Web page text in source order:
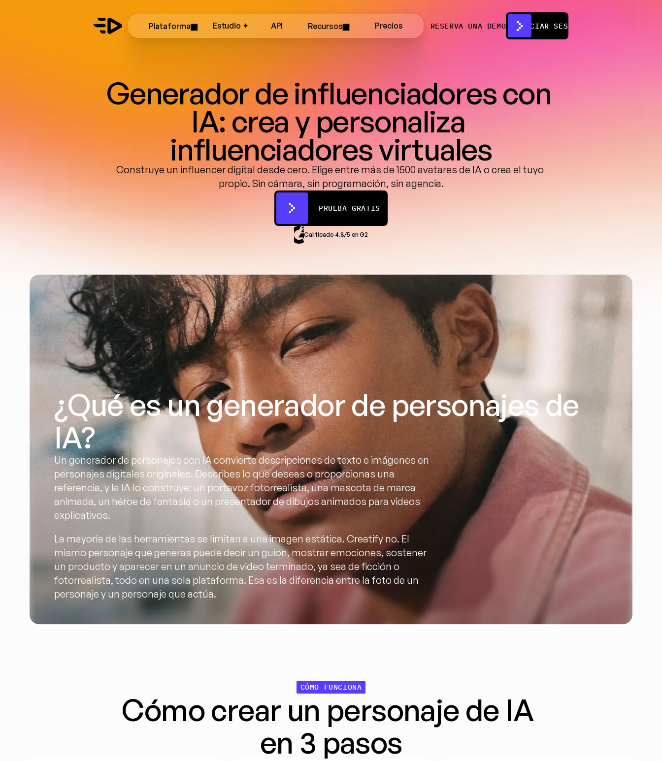
Plataforma Recursos Precios
API
Estudio ✦ RESERVA UNA DEMO INICIAR SESIÓN
Generador de influenciadores con
IA: crea y personaliza
influenciadores virtuales
Construye un influencer digital desde cero. Elige entre más de 1500 avatares de IA o crea el tuyo
propio. Sin cámara, sin programación, sin agencia.
PRUEBA GRATIS
Calificado 4.8/5 en G2
¿Qué es un generador de personajes de
IA?
Un generador de personajes con IA convierte descripciones de texto e imágenes en
personajes digitales originales. Describes lo que deseas o proporcionas una
referencia, y la IA lo construye: un portavoz fotorrealista, una mascota de marca
animada, un héroe de fantasía o un presentador de dibujos animados para videos
explicativos.
La mayoría de las herramientas se limitan a una imagen estática. Creatify no. El
mismo personaje que generas puede decir un guion, mostrar emociones, sostener
un producto y aparecer en un anuncio de video terminado, ya sea de ficción o
fotorrealista, todo en una sola plataforma. Esa es la diferencia entre la foto de un
personaje y un personaje que actúa.
CÓMO FUNCIONA
Cómo crear un personaje de IA
en 3 pasos